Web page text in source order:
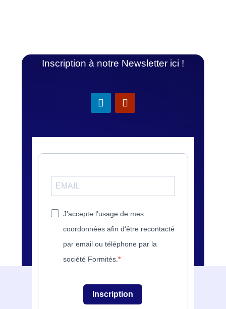
Inscription à notre Newsletter ici !
J’accepte l’usage de mes
coordonnées afin d'être recontacté
par email ou téléphone par la
société Formités.
Inscription